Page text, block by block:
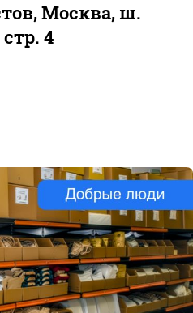
Москва, ш.
4